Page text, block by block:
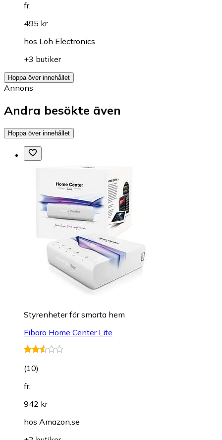
fr.
495 kr
hos Loh Electronics
+3 butiker
Hoppa över innehållet
Annons
Andra besökte även
Hoppa över innehållet
Styrenheter för smarta hem
Fibaro Home Center Lite
(10)
fr.
942 kr
hos Amazon.se